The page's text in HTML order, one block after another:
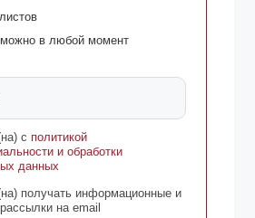
в любой момент
с политикой
и обработки
данных
получать информационные и
на email